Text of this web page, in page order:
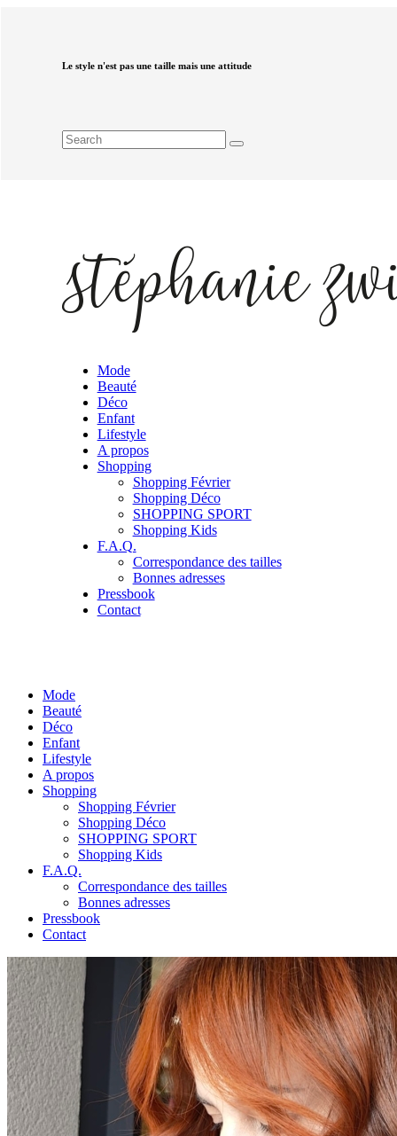
Le style n'est pas une taille mais une attitude
Mode
Beauté
Déco
Enfant
Lifestyle
A propos
Shopping
Shopping Février
Shopping Déco
SHOPPING SPORT
Shopping Kids
F.A.Q.
Correspondance des tailles
Bonnes adresses
Pressbook
Contact
Mode
Beauté
Déco
Enfant
Lifestyle
A propos
Shopping
Shopping Février
Shopping Déco
SHOPPING SPORT
Shopping Kids
F.A.Q.
Correspondance des tailles
Bonnes adresses
Pressbook
Contact